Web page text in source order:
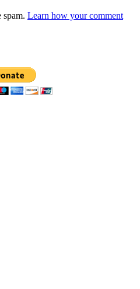
spam. Learn how your comment